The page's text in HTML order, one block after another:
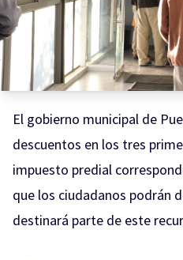
El gobierno municipal de
descuentos en los tres
impuesto predial
que los ciudadanos podrán
destinará parte de este